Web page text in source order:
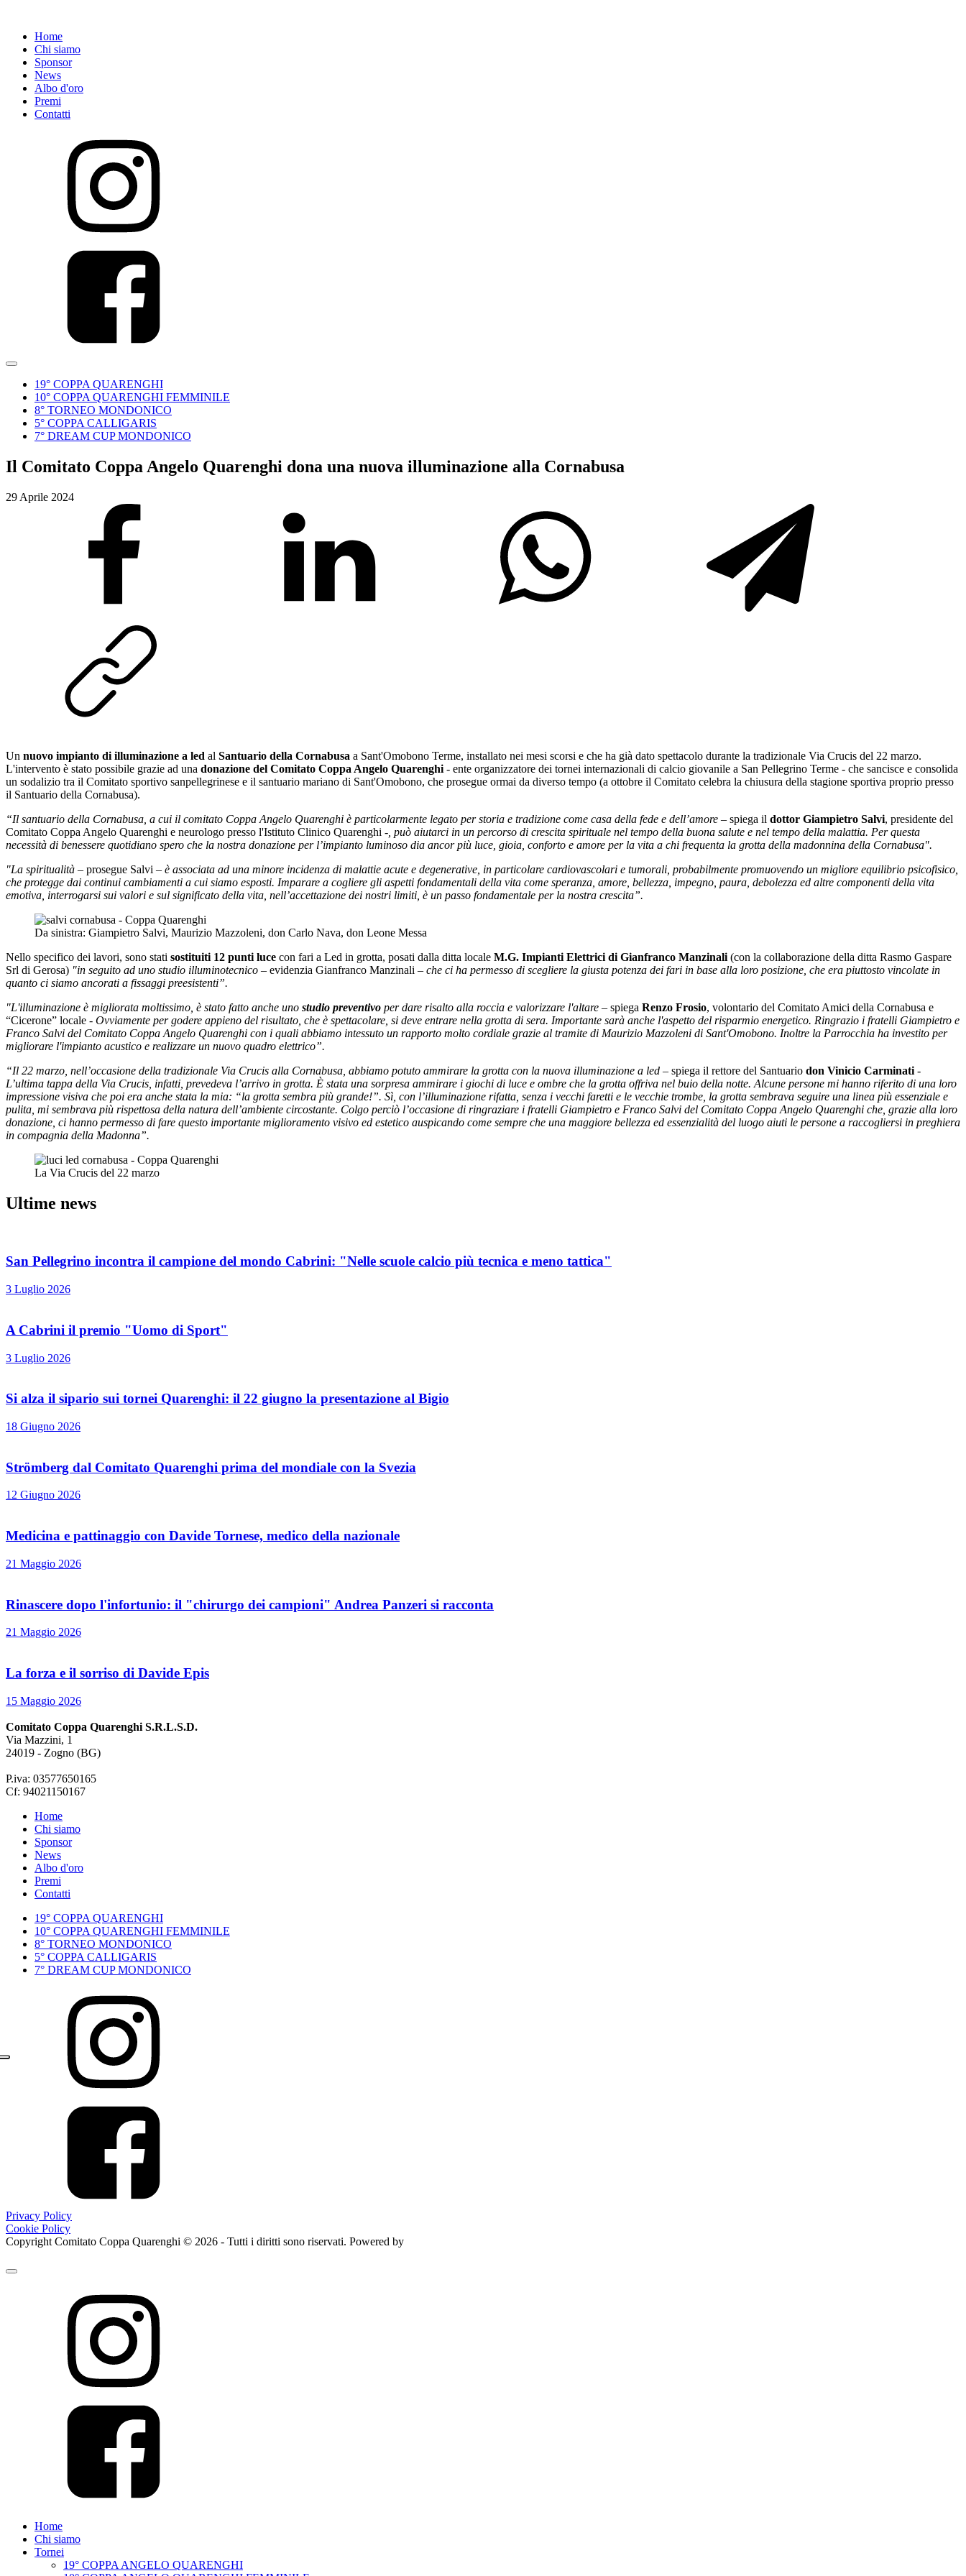
Home
Chi siamo
Sponsor
News
Albo d'oro
Premi
Contatti
19° COPPA QUARENGHI
10° COPPA QUARENGHI FEMMINILE
8° TORNEO MONDONICO
5° COPPA CALLIGARIS
7° DREAM CUP MONDONICO
Il Comitato Coppa Angelo Quarenghi dona una nuova illuminazione alla Cornabusa
29 Aprile 2024
Un nuovo impianto di illuminazione a led al Santuario della Cornabusa a Sant'Omobono Terme, installato nei mesi scorsi e che ha già dato spettacolo durante la tradizionale Via Crucis del 22 marzo.
L'intervento è stato possibile grazie ad una donazione del Comitato Coppa Angelo Quarenghi - ente organizzatore dei tornei internazionali di calcio giovanile a San Pellegrino Terme - che sancisce e consolida
un sodalizio tra il Comitato sportivo sanpellegrinese e il santuario mariano di Sant'Omobono, che prosegue ormai da diverso tempo (a ottobre il Comitato celebra la chiusura della stagione sportiva proprio presso
il Santuario della Cornabusa).
“Il santuario della Cornabusa, a cui il comitato Coppa Angelo Quarenghi è particolarmente legato per storia e tradizione come casa della fede e dell’amore – spiega il dottor Giampietro Salvi, presidente del
Comitato Coppa Angelo Quarenghi e neurologo presso l'Istituto Clinico Quarenghi - , può aiutarci in un percorso di crescita spirituale nel tempo della buona salute e nel tempo della malattia. Per questa
necessità di benessere quotidiano spero che la nostra donazione per l’impianto luminoso dia ancor più luce, gioia, conforto e amore per la vita a chi frequenta la grotta della madonnina della Cornabusa".
"La spiritualità – prosegue Salvi – è associata ad una minore incidenza di malattie acute e degenerative, in particolare cardiovascolari e tumorali, probabilmente promuovendo un migliore equilibrio psicofisico,
che protegge dai continui cambiamenti a cui siamo esposti. Imparare a cogliere gli aspetti fondamentali della vita come speranza, amore, bellezza, impegno, paura, debolezza ed altre componenti della vita
emotiva, interrogarsi sui valori e sul significato della vita, nell’accettazione dei nostri limiti, è un passo fondamentale per la nostra crescita”.
Da sinistra: Giampietro Salvi, Maurizio Mazzoleni, don Carlo Nava, don Leone Messa
Nello specifico dei lavori, sono stati sostituiti 12 punti luce con fari a Led in grotta, posati dalla ditta locale M.G. Impianti Elettrici di Gianfranco Manzinali (con la collaborazione della ditta Rasmo Gaspare
Srl di Gerosa) "in seguito ad uno studio illuminotecnico – evidenzia Gianfranco Manzinali – che ci ha permesso di scegliere la giusta potenza dei fari in base alla loro posizione, che era piuttosto vincolate in
quanto ci siamo ancorati a fissaggi preesistenti”.
"L'illuminazione è migliorata moltissimo, è stato fatto anche uno studio preventivo per dare risalto alla roccia e valorizzare l'altare – spiega Renzo Frosio, volontario del Comitato Amici della Cornabusa e
“Cicerone” locale - Ovviamente per godere appieno del risultato, che è spettacolare, si deve entrare nella grotta di sera. Importante sarà anche l'aspetto del risparmio energetico. Ringrazio i fratelli Giampietro e
Franco Salvi del Comitato Coppa Angelo Quarenghi con i quali abbiamo intessuto un rapporto molto cordiale grazie al tramite di Maurizio Mazzoleni di Sant'Omobono. Inoltre la Parrocchia ha investito per
migliorare l'impianto acustico e realizzare un nuovo quadro elettrico”.
“Il 22 marzo, nell’occasione della tradizionale Via Crucis alla Cornabusa, abbiamo potuto ammirare la grotta con la nuova illuminazione a led – spiega il rettore del Santuario don Vinicio Carminati -
L’ultima tappa della Via Crucis, infatti, prevedeva l’arrivo in grotta. È stata una sorpresa ammirare i giochi di luce e ombre che la grotta offriva nel buio della notte. Alcune persone mi hanno riferito di una loro
impressione visiva che poi era anche stata la mia: “la grotta sembra più grande!”. Sì, con l’illuminazione rifatta, senza i vecchi faretti e le vecchie trombe, la grotta sembrava seguire una linea più essenziale e
pulita, mi sembrava più rispettosa della natura dell’ambiente circostante. Colgo perciò l’occasione di ringraziare i fratelli Giampietro e Franco Salvi del Comitato Coppa Angelo Quarenghi che, grazie alla loro
donazione, ci hanno permesso di fare questo importante miglioramento visivo ed estetico auspicando come sempre che una maggiore bellezza ed essenzialità del luogo aiuti le persone a raccogliersi in preghiera
in compagnia della Madonna”.
La Via Crucis del 22 marzo
Ultime news
San Pellegrino incontra il campione del mondo Cabrini: "Nelle scuole calcio più tecnica e meno tattica"
3 Luglio 2026
A Cabrini il premio "Uomo di Sport"
3 Luglio 2026
Si alza il sipario sui tornei Quarenghi: il 22 giugno la presentazione al Bigio
18 Giugno 2026
Strömberg dal Comitato Quarenghi prima del mondiale con la Svezia
12 Giugno 2026
Medicina e pattinaggio con Davide Tornese, medico della nazionale
21 Maggio 2026
Rinascere dopo l'infortunio: il "chirurgo dei campioni" Andrea Panzeri si racconta
21 Maggio 2026
La forza e il sorriso di Davide Epis
15 Maggio 2026
Comitato Coppa Quarenghi S.R.L.S.D.
Via Mazzini, 1
24019 - Zogno (BG)
P.iva: 03577650165
Cf: 94021150167
Home
Chi siamo
Sponsor
News
Albo d'oro
Premi
Contatti
19° COPPA QUARENGHI
10° COPPA QUARENGHI FEMMINILE
8° TORNEO MONDONICO
5° COPPA CALLIGARIS
7° DREAM CUP MONDONICO
Privacy Policy
Cookie Policy
Copyright Comitato Coppa Quarenghi © 2026 - Tutti i diritti sono riservati. Powered by
Home
Chi siamo
Tornei
19° COPPA ANGELO QUARENGHI